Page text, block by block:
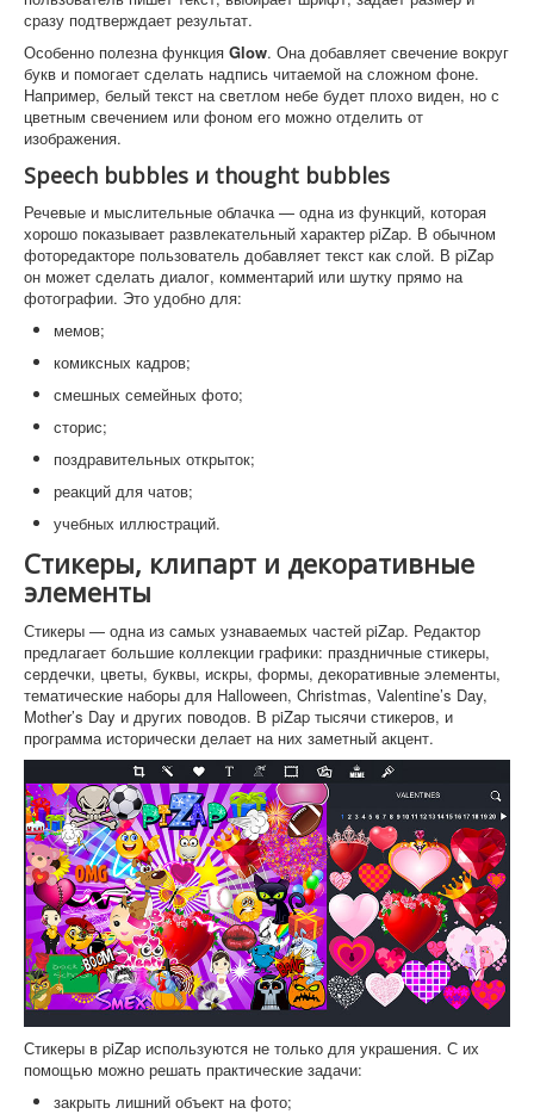
сразу подтверждает результат.
Особенно полезна функция Glow. Она добавляет свечение вокруг
букв и помогает сделать надпись читаемой на сложном фоне.
Например, белый текст на светлом небе будет плохо виден, но с
цветным свечением или фоном его можно отделить от
изображения.
Speech bubbles и thought bubbles
Речевые и мыслительные облачка — одна из функций, которая
хорошо показывает развлекательный характер piZap. В обычном
фоторедакторе пользователь добавляет текст как слой. В piZap
он может сделать диалог, комментарий или шутку прямо на
фотографии. Это удобно для:
мемов;
комиксных кадров;
смешных семейных фото;
сторис;
поздравительных открыток;
реакций для чатов;
учебных иллюстраций.
Стикеры, клипарт и декоративные
элементы
Стикеры — одна из самых узнаваемых частей piZap. Редактор
предлагает большие коллекции графики: праздничные стикеры,
сердечки, цветы, буквы, искры, формы, декоративные элементы,
тематические наборы для Halloween, Christmas, Valentine’s Day,
Mother’s Day и других поводов. В piZap тысячи стикеров, и
программа исторически делает на них заметный акцент.
Стикеры в piZap используются не только для украшения. С их
помощью можно решать практические задачи:
закрыть лишний объект на фото;